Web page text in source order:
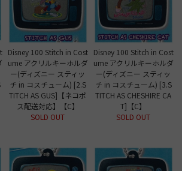
Disney 100 Stitch in Cost
ume アクリルキーホルダ
ー(ディズニー スティッ
チ in コスチューム) [2.S
TITCH AS GUS]【ネコポ
ス配送対応】【C】
SOLD OUT
Disney 100 Stitch in Cost
ume アクリルキーホルダ
ー(ディズニー スティッ
チ in コスチューム) [3.S
TITCH AS CHESHIRE CA
T]【C】
SOLD OUT